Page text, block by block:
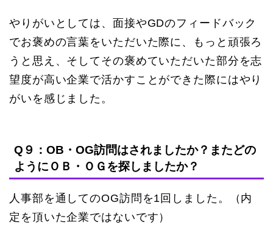
やりがいとしては、面接やGDのフィードバック
でお褒めの言葉をいただいた際に、もっと頑張ろ
うと思え、そしてその褒めていただいた部分を志
望度が高い企業で活かすことができた際にはやり
がいを感じました。
Q９：OB・OG訪問はされましたか？またどの
ようにＯＢ・ＯＧを探しましたか？
人事部を通してのOG訪問を1回しました。（内
定を頂いた企業ではないです）